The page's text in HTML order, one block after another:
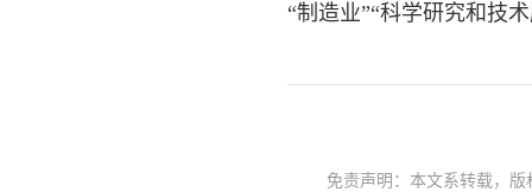
“制造业”“科学研究和技
免责声明：本文系转载，